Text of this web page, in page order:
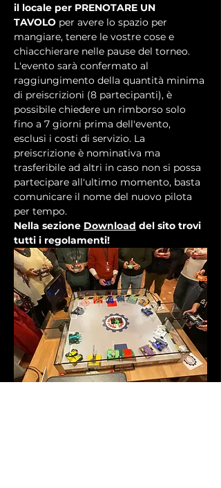
il locale per PRENOTARE UN
TAVOLO per avere lo spazio per
mangiare, tenere le vostre cose e
chiacchierare nelle pause del torneo.
L'evento sarà confermato al
raggiungimento della quantità minima
di preiscrizioni (8 partecipanti), è
possibile chiedere un rimborso solo
fino a 7 giorni prima dell'evento,
esclusi i costi di servizio. La
preiscrizione è nominativa ma
trasferibile ad altri in caso non si possa
partecipare all'ultimo momento, basta
comunicare il nome del nuovo pilota
per tempo.
Nella sezione Download del sito trovi
tutti i regolamenti!